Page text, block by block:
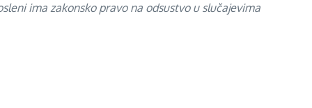
ima zakonsko pravo na odsustvo u slučajevima